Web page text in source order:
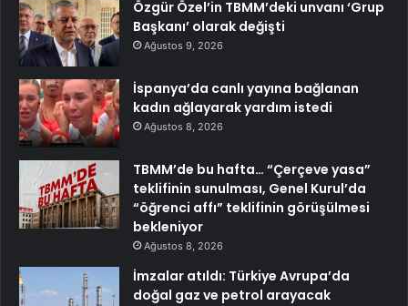
Özgür Özel’in TBMM’deki unvanı ‘Grup
Başkanı’ olarak değişti
Ağustos 9, 2026
İspanya’da canlı yayına bağlanan
kadın ağlayarak yardım istedi
Ağustos 8, 2026
TBMM’de bu hafta… “Çerçeve yasa”
teklifinin sunulması, Genel Kurul’da
“öğrenci affı” teklifinin görüşülmesi
bekleniyor
Ağustos 8, 2026
İmzalar atıldı: Türkiye Avrupa’da
doğal gaz ve petrol arayacak